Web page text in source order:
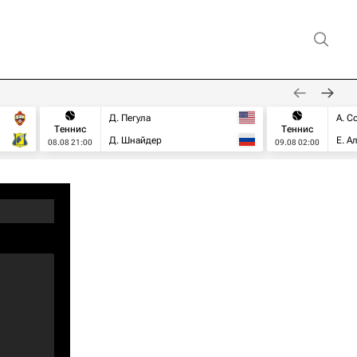
Теннис
08.08 21:00
Д. Пегула
Д. Шнайдер
Теннис
09.08 02:00
А.
Е.